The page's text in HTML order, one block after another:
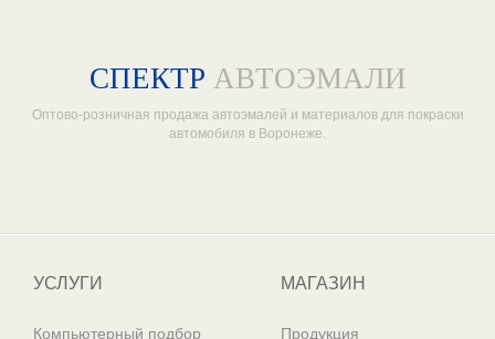
СПЕКТР АВТОЭМАЛИ
Оптово-розничная продажа автоэмалей и материалов для покраски
автомобиля в Воронеже.
УСЛУГИ
Компьютерный подбор
МАГАЗИН
Продукция